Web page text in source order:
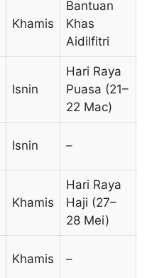
Khamis
Bantuan
Khas
Aidilfitri
Isnin
Hari Raya
Puasa (21–
22 Mac)
Isnin –
Khamis
Hari Raya
Haji (27–
28 Mei)
Khamis –